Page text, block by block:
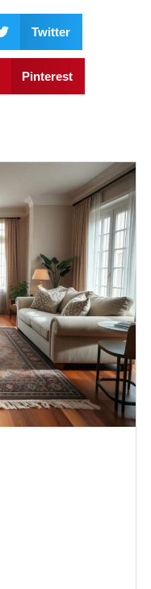
Twitter
Pinterest